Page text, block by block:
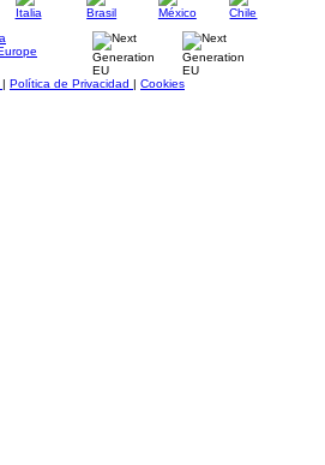
| Política de Privacidad | Cookies